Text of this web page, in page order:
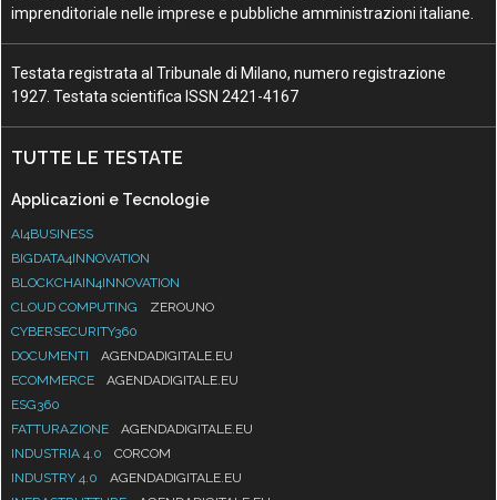
imprenditoriale nelle imprese e pubbliche amministrazioni italiane.
Testata registrata al Tribunale di Milano, numero registrazione
1927. Testata scientifica ISSN 2421-4167
TUTTE LE TESTATE
Applicazioni e Tecnologie
AI4BUSINESS
BIGDATA4INNOVATION
BLOCKCHAIN4INNOVATION
CLOUD COMPUTING
ZEROUNO
CYBERSECURITY360
DOCUMENTI
AGENDADIGITALE.EU
ECOMMERCE
AGENDADIGITALE.EU
ESG360
FATTURAZIONE
AGENDADIGITALE.EU
INDUSTRIA 4.0
CORCOM
INDUSTRY 4.0
AGENDADIGITALE.EU